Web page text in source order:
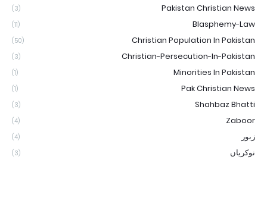
Pakistan Christian News
(3)
Blasphemy-Law
(11)
Christian Population In Pakistan
(50)
Christian-Persecution-In-Pakistan
(3)
Minorities In Pakistan
(1)
Pak Christian News
(1)
Shahbaz Bhatti
(3)
Zaboor
(4)
زبور (4)
نوکریاں (3)